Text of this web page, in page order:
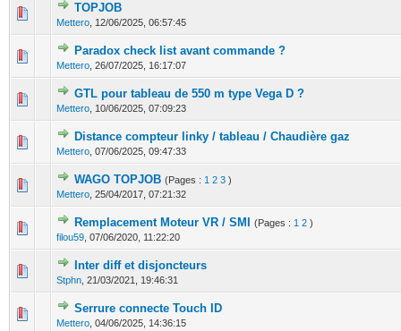
TOPJOB
Mettero 12/06/2025, 06:57:45
0 Votes - 0 sur 5 en moyenne
Paradox check list avant commande ?
Mettero 26/07/2025, 16:17:07
0 Votes - 0 sur 5 en moyenne
12345
GTL pour tableau de 550 m type Vega D ?
Mettero 10/06/2025, 07:09:23
0 Votes - 0 sur 5 en moyenne
12345
Distance compteur linky / tableau / Chaudière gaz
Mettero 07/06/2025, 09:47:33
0 Votes - 0 sur 5 en moyenne
123 4 5
WAGO TOPJOB (Pages : 1 2 3 )
Mettero 25/04/2017, 07:21:32
1 Votes - 5 sur 5 en moyenne
1 2 3 45
Remplacement Moteur VR / SMI (Pages : 1 2 )
filou59 07/06/2020, 11:22:20
0 Votes - 0 sur 5 en moyenne
12 345
Inter diff et disjoncteurs
Stphn 21/03/2021, 19:46:31
0 Votes - 0 sur 5 en moyenne
123
Serrure connecte Touch ID
Mettero 04/06/2025, 14:36:15
0 Votes - 0 sur 5 en moyenne
123 45